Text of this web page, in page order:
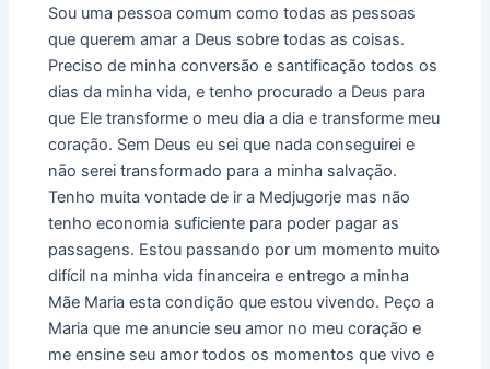
Sou uma pessoa comum como todas as pessoas
que querem amar a Deus sobre todas as coisas.
Preciso de minha conversão e santificação todos os
dias da minha vida, e tenho procurado a Deus para
que Ele transforme o meu dia a dia e transforme meu
coração. Sem Deus eu sei que nada conseguirei e
não serei transformado para a minha salvação.
Tenho muita vontade de ir a Medjugorje mas não
tenho economia suficiente para poder pagar as
passagens. Estou passando por um momento muito
difícil na minha vida financeira e entrego a minha
Mãe Maria esta condição que estou vivendo. Peço a
Maria que me anuncie seu amor no meu coração e
me ensine seu amor todos os momentos que vivo e